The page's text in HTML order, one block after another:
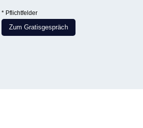
* Pflichtfelder